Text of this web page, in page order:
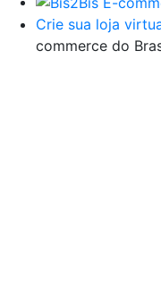
Crie sua loja
commerce do